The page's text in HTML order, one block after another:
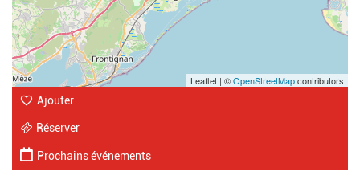
Leaflet | ©OpenStreetMapcontributors
Ajouter
Réserver
Prochains événements